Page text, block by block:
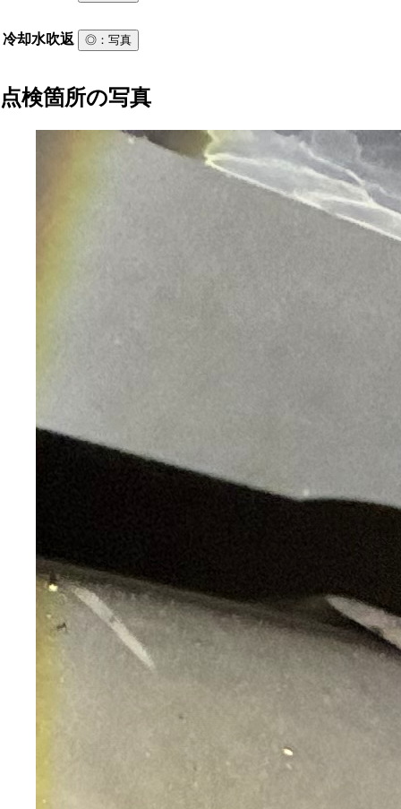
冷却水吹返 ◎ ：写真
点検箇所の写真